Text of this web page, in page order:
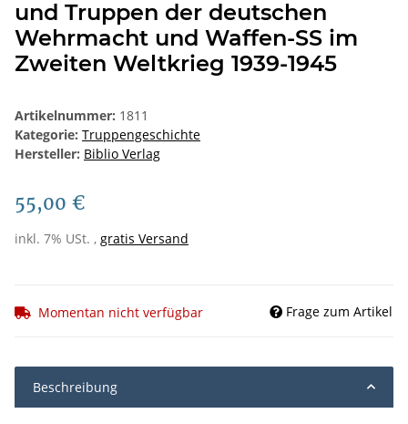
und Truppen der deutschen
Wehrmacht und Waffen-SS im
Zweiten Weltkrieg 1939-1945
Artikelnummer: 1811
Kategorie: Truppengeschichte
Hersteller: Biblio Verlag
55,00 €
inkl. 7% USt. , gratis Versand
Momentan nicht verfügbar Frage zum Artikel
Beschreibung